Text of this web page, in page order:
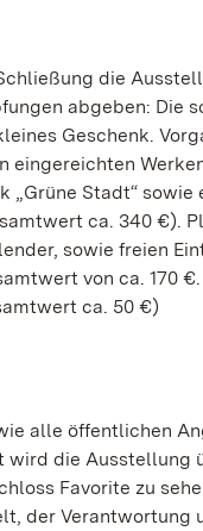
die
abgeben: Die
Geschenk.
Stadt“ sowie
ca. 340 €).
sowie freien
von ca. 170
ca. 50 €)
alle öffentlichen
die Ausstellung
Favorite zu
der Verantwortung